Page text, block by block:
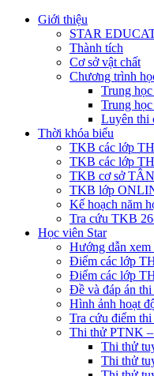
Giới thiệu
STAR
Thành tích
Cơ sở vật chất
Chương trình
Trung
Trung
Luyên thi
Thời khóa biểu
TKB các lớp
TKB các lớp
TKB cơ sở
TKB lớp
Kế hoạch năm
Tra cứu TKB
Học viên Star
Hướng dẫn xem
Điểm các lớp
Điểm các lớp
Đề và đáp án
Hình ảnh hoạt
Tra cứu điểm
Thi thử PTNK
Thi thử
Thi thử